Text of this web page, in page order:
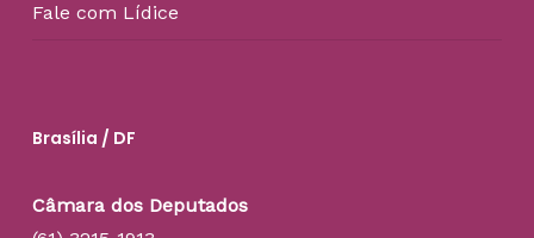
Fale com Lídice
Brasília / DF
Câmara dos Deputados